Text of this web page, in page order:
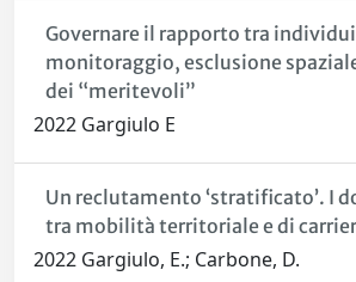
Governare il rapporto tra
monitoraggio, esclusione
dei “meritevoli”
2022 Gargiulo E
Un reclutamento ‘stratificato’. I
tra mobilità territoriale e di
2022 Gargiulo, E.; Carbone, D.